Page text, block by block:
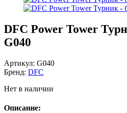
DFC Power Tower
G040
Артикул: G040
Бренд: DFC
Нет в наличии
Описание: